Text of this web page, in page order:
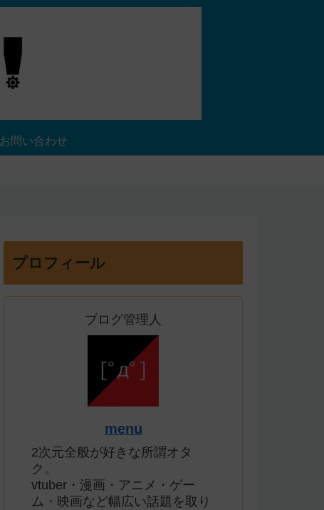
お問い合わせ
プロフィール
ブログ管理人
menu
2次元全般が好きな所謂オタ
ク。
vtuber・漫画・アニメ・ゲー
ム・映画など幅広い話題を取り